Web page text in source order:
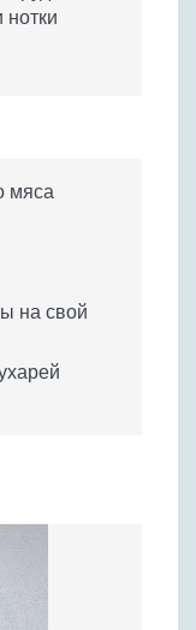
мяса
на свой